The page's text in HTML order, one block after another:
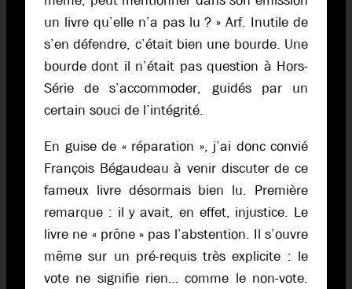
un livre qu’elle n’a pas lu ? » Arf. Inutile de
s’en défendre, c’était bien une bourde. Une
bourde dont il n’était pas question à Hors-
Série de s’accommoder, guidés par un
certain souci de l’intégrité.
En guise de « réparation », j’ai donc convié
François Bégaudeau à venir discuter de ce
fameux livre désormais bien lu. Première
remarque : il y avait, en effet, injustice. Le
livre ne « prône » pas l’abstention. Il s’ouvre
même sur un pré-requis très explicite : le
vote ne signifie rien… comme le non-vote.